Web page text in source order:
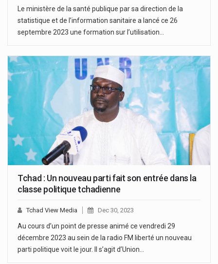
Le ministère de la santé publique par sa direction de la
statistique et de l’information sanitaire a lancé ce 26
septembre 2023 une formation sur l’utilisation…
Tchad : Un nouveau parti fait son entrée dans la
classe politique tchadienne
Tchad View Media Dec 30, 2023
Au cours d’un point de presse animé ce vendredi 29
décembre 2023 au sein de la radio FM liberté un nouveau
parti politique voit le jour. Il s’agit d’Union…